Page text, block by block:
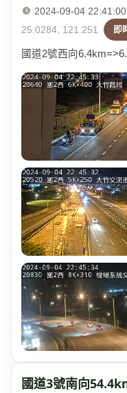
2024-09-04 22:41:00
25.0284, 121.251
即
國道2號西向
國道3號南向